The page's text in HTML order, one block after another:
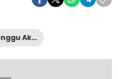
Film Tunggu Aku Sukses Nanti